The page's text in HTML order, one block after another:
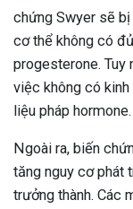
chứng Swyer sẽ
cơ thể không có
progesterone. Tuy
việc không có
liệu pháp hormone.
Ngoài ra, biến
tăng nguy cơ phát
trưởng thành. Các